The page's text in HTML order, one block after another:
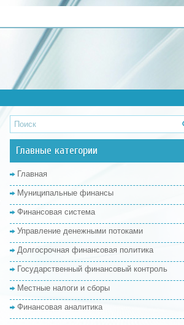
Главные категории
Главная
Муниципальные финансы
Финансовая система
Управление денежными потоками
Долгосрочная финансовая политика
Государственный финансовый контроль
Местные налоги и сборы
Финансовая аналитика